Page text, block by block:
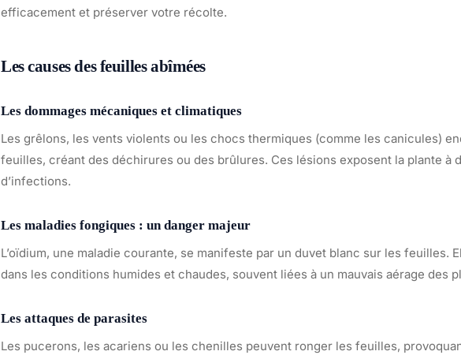
efficacement et préserver votre récolte.
Les causes des feuilles abîmées
Les dommages mécaniques et climatiques
Les grêlons, les vents violents ou les chocs thermiques (comme les canicules)
feuilles, créant des déchirures ou des brûlures. Ces lésions exposent la plante à
d’infections.
Les maladies fongiques : un danger majeur
L’oïdium, une maladie courante, se manifeste par un duvet blanc sur les feuilles.
dans les conditions humides et chaudes, souvent liées à un mauvais aérage des
Les attaques de parasites
Les pucerons, les acariens ou les chenilles peuvent ronger les feuilles,